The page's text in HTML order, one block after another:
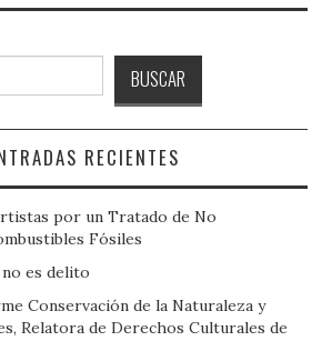
BUSCAR
RECIENTES
por un Tratado de No
Fósiles
es delito
Conservación de la Naturaleza y
Relatora de Derechos Culturales de